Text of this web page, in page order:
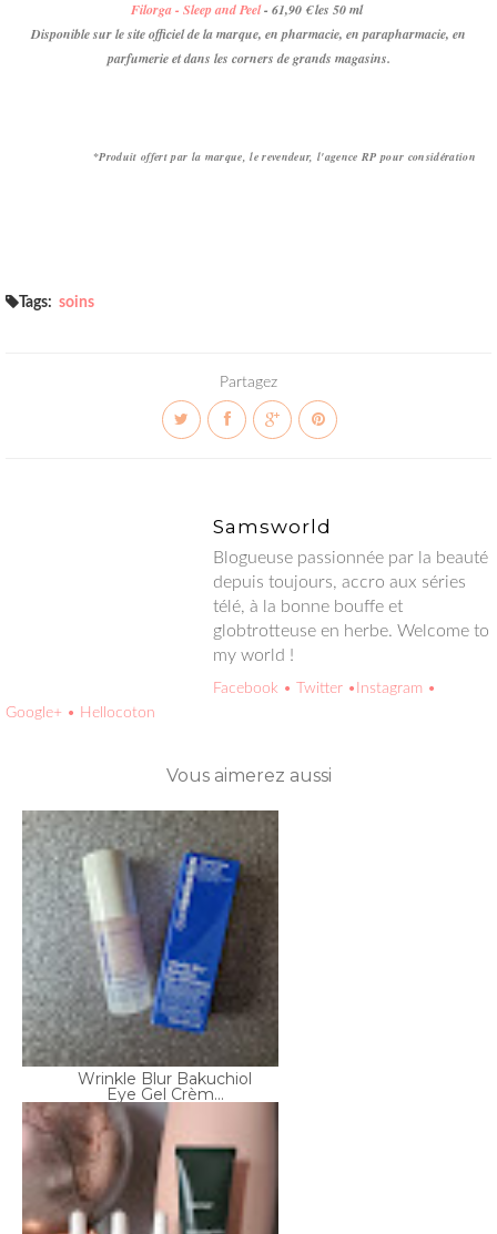
Filorga - Sleep and Peel- 61,90 € les 50 ml
Disponible sur le site officiel de la marque, en pharmacie, en parapharmacie, en
parfumerie et dans les corners de grands magasins.
*Produit offert par la marque, le revendeur, l'agence RP pour considération
Tags: soins
Partagez
Blogueuse passionnée par la beauté depuis toujours, accro aux
séries télé, à la bonne bouffe et globtrotteuse en herbe.
•Instagram • Google+ • Hellocoton
Wrinkle Blur Bakuchiol
Eye Gel Crèm...